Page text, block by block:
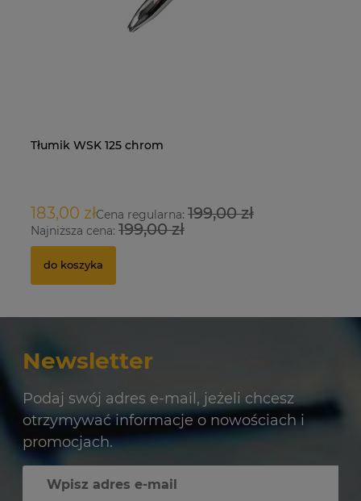
Tłumik WSK 125 chrom
183,00 złCena regularna: 199,00 zł
Najniższa cena: 199,00 zł
do koszyka
Newsletter
Podaj swój adres e-mail, jeżeli chcesz
otrzymywać informacje o nowościach i
promocjach.